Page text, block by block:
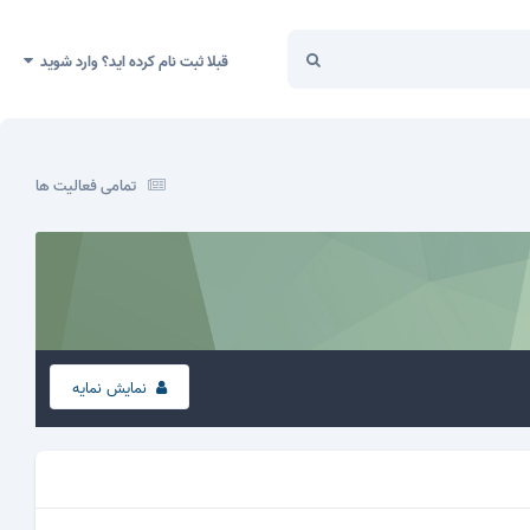
قبلا ثبت نام کرده اید؟ وارد شوید
تمامی فعالیت ها
نمایش نمایه